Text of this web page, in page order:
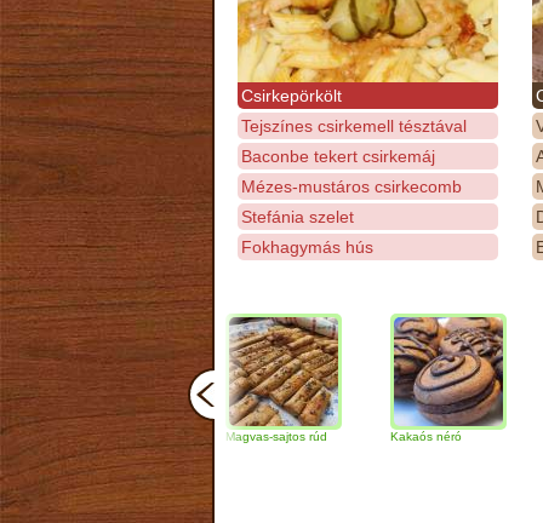
Csirkepörkölt
Tejszínes csirkemell tésztával
Baconbe tekert csirkemáj
Mézes-mustáros csirkecomb
Stefánia szelet
Fokhagymás hús
Csokoládés-diós
szendvics
Magvas-sajtos rúd Kakaós néró